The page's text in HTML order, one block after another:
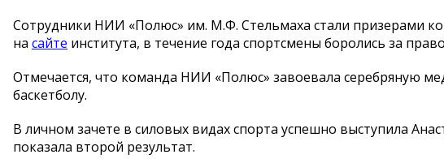
Сотрудники НИИ «Полюс» им. М.Ф. Стельмаха стали призерами
на сайте института, в течение года спортсмены боролись за
Отмечается, что команда НИИ «Полюс» завоевала серебряную
баскетболу.
В личном зачете в силовых видах спорта успешно выступила
показала второй результат.